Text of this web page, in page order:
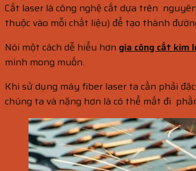
Cắt laser là công nghệ cắt dựa trên
thuộc vào mỗi chất liệu) để tạo thành
Nói một cách dễ hiểu hơn gia công cắt kim
mình mong muốn.
Khi sử dụng máy fiber laser ta cần phải
chúng ta và nặng hơn là có thể mất đi